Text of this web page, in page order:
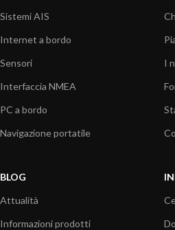
Sistemi AIS
Internet a bordo
Sensori
Interfaccia NMEA
PC a bordo
Navigazione portatile
I
BLOG
Attualità
Informazioni prodotti